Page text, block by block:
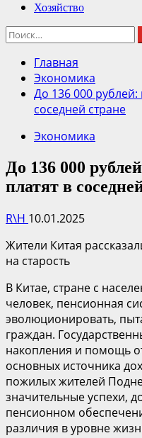
Хозяйство
Найти:
Главная
Экономика
До 136 000 рублей:
соседней стране
Экономика
До 136 000
платят в
R\H 10.01.2025
Жители Китая
на старость
В Китае, стране с
человек, пенсионная
эволюционировать,
граждан.
накопления и помощь
основных источника
пожилых жителей
значительные успехи,
пенсионном
различия в уровне